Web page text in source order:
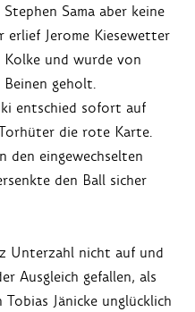
Sama aber keine
erlief Jerome Kiesewetter
und wurde von
geholt.
entschied sofort auf
die rote Karte.
den eingewechselten
den Ball sicher
Unterzahl nicht auf und
Ausgleich gefallen, als
Jänicke unglücklich